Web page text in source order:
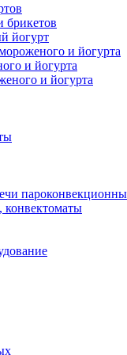
брикетов
йогурт
и йогурта
и йогурта
и йогурта